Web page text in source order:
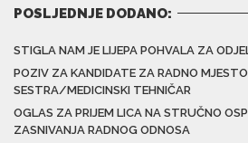
POSLJEDNJE DODANO:
STIGLA NAM JE LIJEPA POHVALA ZA
POZIV ZA KANDIDATE ZA RADNO
SESTRA/MEDICINSKI TEHNIČAR
OGLAS ZA PRIJEM LICA NA STRUČNO
ZASNIVANJA RADNOG ODNOSA